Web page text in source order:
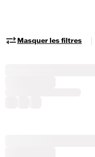
Masquer les filtres